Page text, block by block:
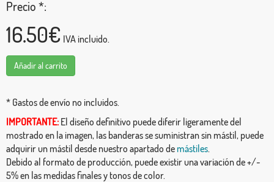
Precio *:
16.50€ IVA incluido.
Añadir al carrito
* Gastos de envío no incluidos.
IMPORTANTE: El diseño definitivo puede diferir ligeramente del
mostrado en la imagen, las banderas se suministran sin mástil, puede
adquirir un mástil desde nuestro apartado de mástiles.
Debido al formato de producción, puede existir una variación de +/-
5% en las medidas finales y tonos de color.